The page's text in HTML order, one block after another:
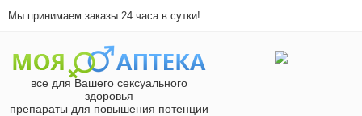
Мы принимаем заказы 24 часа в сутки!
все для Вашего сексуального
здоровья
препараты для повышения потенции